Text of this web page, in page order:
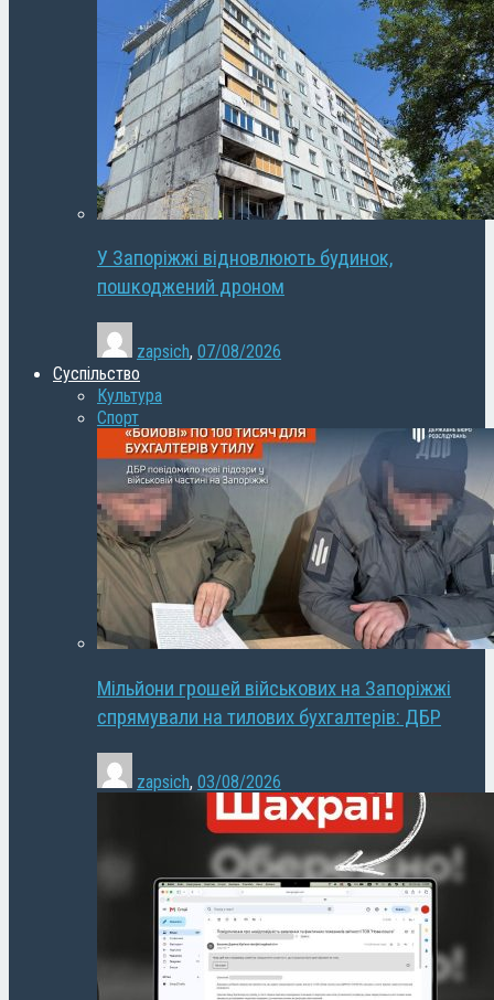
У Запоріжжі відновлюють будинок,
пошкоджений дроном
zapsich, 07/08/2026
Суспільство
Культура
Спорт
Мільйони грошей військових на Запоріжжі
спрямували на тилових бухгалтерів: ДБР
zapsich, 03/08/2026